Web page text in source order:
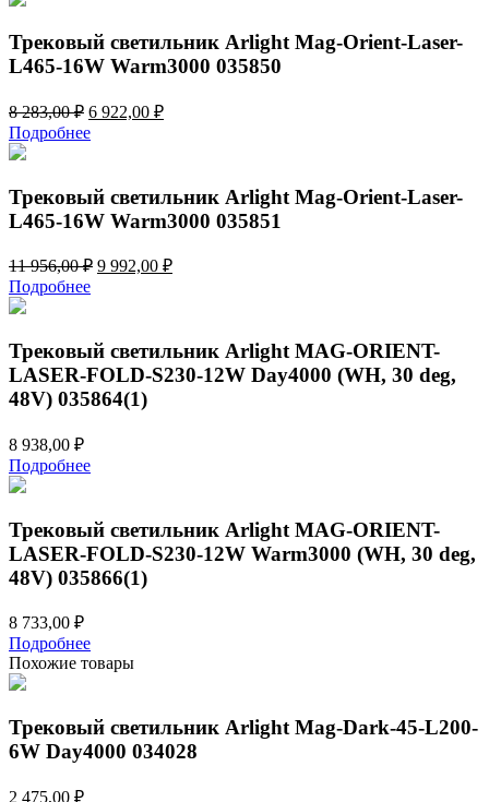
956,00 ₽.
Трековый светильник Arlight Mag-Orient-Laser-
L465-16W Warm3000 035850
8 283,00₽ Первоначальная
цена
составляла
283,00 ₽.
6 922,00 ₽Текущая
Подробнее
Трековый светильник Arlight Mag-Orient-Laser-
L465-16W Warm3000 035851
11 956,00₽ Первоначальная
956,00 ₽.
9 992,00 ₽Текущая
Подробнее
Трековый светильник Arlight MAG-ORIENT-
LASER-FOLD-S230-12W Day4000 (WH, 30 deg,
48V) 035864(1)
8 938,00 ₽
Подробнее
Трековый светильник Arlight MAG-ORIENT-
LASER-FOLD-S230-12W Warm3000 (WH, 30 deg,
48V) 035866(1)
8 733,00 ₽
Подробнее
Похожие товары
Трековый светильник Arlight Mag-Dark-45-L200-
6W Day4000 034028
2 475,00 ₽